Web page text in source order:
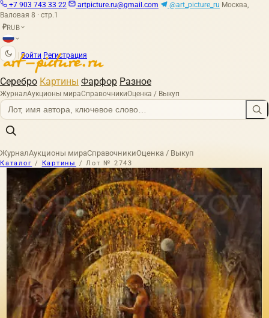
+7 903 743 33 22 artpicture.ru@gmail.com @art_picture_ru Москва,
Валовая 8 · стр.1
₽RUB
Войти Регистрация
Серебро Картины Фарфор Разное
ЖурналАукционы мираСправочникиОценка / Выкуп
ЖурналАукционы мираСправочникиОценка / Выкуп
Каталог / Картины / Лот № 2743